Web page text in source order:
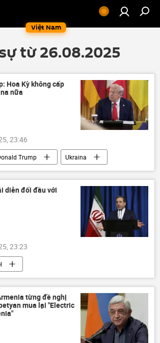
Việt Nam
từ 26.08.2025
Hoa Kỳ không cấp
nữa
23:46
Trump
Ukraina
ở Ukraina
đặc biệt tại Ukraina
Nga
diễn đối đầu với
23:23
giữa Israel và Iran
đề hạt nhân Iran
thông tin Thế giới
từng đề nghị
mua lại "Electric